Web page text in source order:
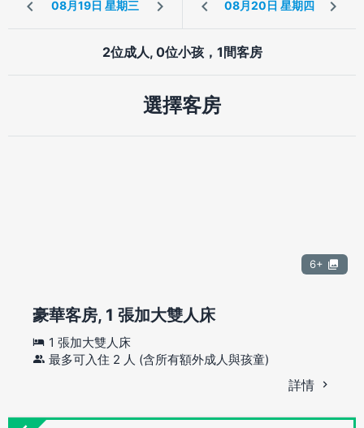
2位成人, 0位小孩，1間客房
選擇客房
6+
豪華客房, 1 張加大雙人床
1 張加大雙人床
最多可入住 2 人 (含所有額外成人與孩童)
詳情